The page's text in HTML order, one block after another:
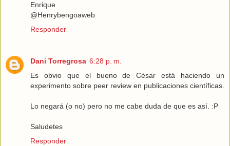
Enrique
@Henrybengoaweb
Responder
Dani Torregrosa 6:28 p. m.
Es obvio que el bueno de César está haciendo un
experimento sobre peer review en publicaciones científicas.
Lo negará (o no) pero no me cabe duda de que es así. :P
Saludetes
Responder